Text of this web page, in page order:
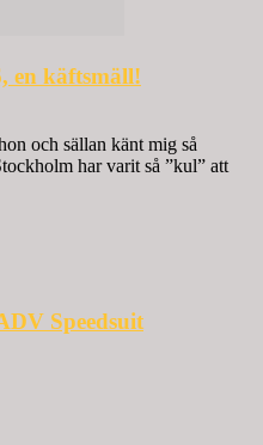
en käftsmäll!
och sällan känt mig så
har varit så ”kul” att
Speedsuit